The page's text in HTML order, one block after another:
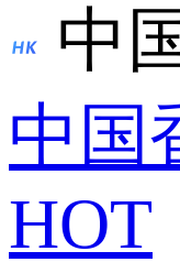
中
中国
HOT